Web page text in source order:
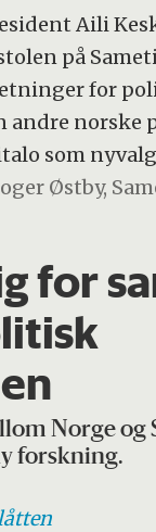
Aili
på
for
andre norske
som
Østby,
for
Norge og
forskning.